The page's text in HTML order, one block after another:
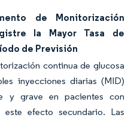
de Monitorización
la Mayor Tasa de
de Previsión
continua de glucosa
inyecciones diarias (MID)
y grave en pacientes con
efecto secundario. Las